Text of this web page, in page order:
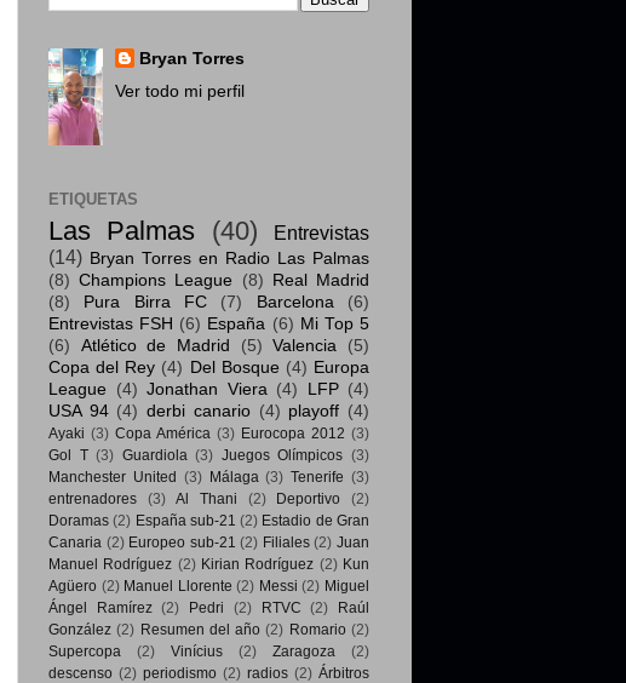
Bryan Torres
Ver todo mi perfil
ETIQUETAS
Las Palmas (40)
Entrevistas
(14) Bryan Torres en Radio Las Palmas
(8) Champions League (8)
Real Madrid
(8)
Pura Birra FC (7) Barcelona
(6)
Entrevistas FSH (6) España (6) Mi Top 5
(6)
Atlético de Madrid (5) Valencia
(5)
Copa del Rey (4) Del Bosque (4) Europa
League
(4) Jonathan Viera (4) LFP (4)
USA 94 (4) derbi canario (4) playoff (4)
Ayaki (3) Copa América (3) Eurocopa 2012 (3)
Gol T (3) Guardiola (3) Juegos Olímpicos (3)
Manchester United (3) Málaga (3) Tenerife (3)
entrenadores
(3) Al Thani (2) Deportivo
(2)
Doramas (2) España sub-21 (2) Estadio de Gran
Canaria (2) Europeo sub-21 (2) Filiales (2) Juan
Manuel Rodríguez (2) Kirian Rodríguez (2) Kun
Agüero (2) Manuel Llorente (2) Messi (2) Miguel
Ángel Ramírez (2) Pedri (2) RTVC (2)
Raúl
González (2) Resumen del año (2) Romario (2)
Supercopa
(2) Vinícius (2) Zaragoza
(2)
descenso (2) periodismo (2) radios (2) Árbitros